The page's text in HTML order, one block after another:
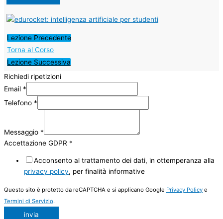
Lezione Precedente
Torna al Corso
Lezione Successiva
Richiedi ripetizioni
Email *
Telefono *
Messaggio *
Accettazione GDPR *
Acconsento al trattamento dei dati, in ottemperanza alla
privacy policy, per finalità informative
Questo sito è protetto da reCAPTCHA e si applicano Google Privacy Policy e
Termini di Servizio.
invia